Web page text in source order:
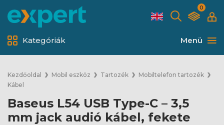
0
Menü
Kategóriák
Kezdőoldal Mobil eszköz Tartozék
Mobiltelefon tartozék
Kábel
Baseus L54 USB Type-C – 3,5
mm jack audió kábel, fekete